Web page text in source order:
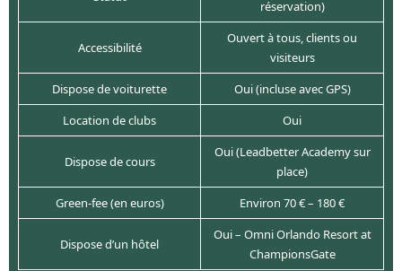
réservation)
Accessibilité
Ouvert à tous, clients ou
visiteurs
Dispose de voiturette
Oui (incluse avec GPS)
Location de clubs
Oui
Dispose de cours
Oui (Leadbetter Academy sur
place)
Green-fee (en euros)
Environ 70 € – 180 €
Dispose d’un hôtel
Oui – Omni Orlando Resort at
ChampionsGate